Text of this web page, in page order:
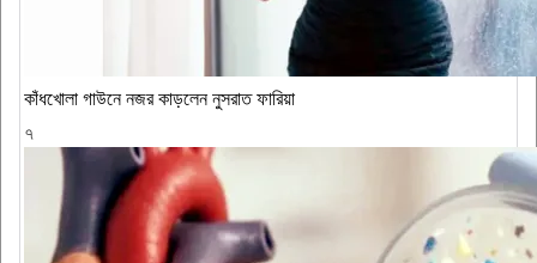
কাঁধখোলা গাউনে নজর কাড়লেন নুসরাত ফারিয়া
৭